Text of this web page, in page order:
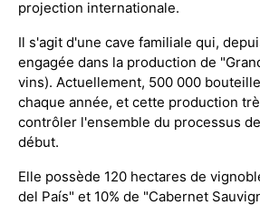
projection internationale.
Il s'agit d'une cave familiale qui,
engagée dans la production de
vins). Actuellement, 500 000
chaque année, et cette production
contrôler l'ensemble du processus
début.
Elle possède 120 hectares de
del País" et 10% de "Cabernet